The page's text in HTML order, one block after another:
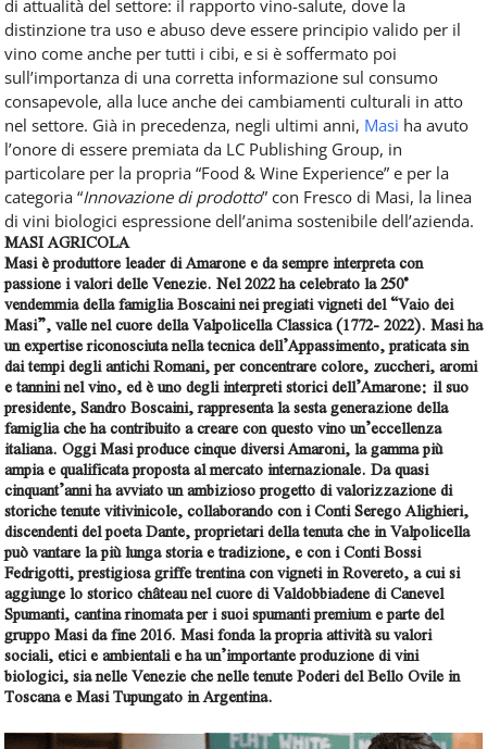
di attualità del settore: il rapporto vino-salute, dove la
distinzione tra uso e abuso deve essere principio valido per il
vino come anche per tutti i cibi, e si è soffermato poi
sull’importanza di una corretta informazione sul consumo
consapevole, alla luce anche dei cambiamenti culturali in atto
nel settore. Già in precedenza, negli ultimi anni, Masi ha avuto
l’onore di essere premiata da LC Publishing Group, in
particolare per la propria “Food & Wine Experience” e per la
categoria “Innovazione di prodotto” con Fresco di Masi, la linea
di vini biologici espressione dell’anima sostenibile dell’azienda.
MASI AGRICOLA
Masi è produttore leader di Amarone e da sempre interpreta con
passione i valori delle Venezie. Nel 2022 ha celebrato la 250°
vendemmia della famiglia Boscaini nei pregiati vigneti del “Vaio dei
Masi”, valle nel cuore della Valpolicella Classica (1772- 2022). Masi ha
un expertise riconosciuta nella tecnica dell’Appassimento, praticata sin
dai tempi degli antichi Romani, per concentrare colore, zuccheri, aromi
e tannini nel vino, ed è uno degli interpreti storici dell’Amarone: il suo
presidente, Sandro Boscaini, rappresenta la sesta generazione della
famiglia che ha contribuito a creare con questo vino un’eccellenza
italiana. Oggi Masi produce cinque diversi Amaroni, la gamma più
ampia e qualificata proposta al mercato internazionale. Da quasi
cinquant’anni ha avviato un ambizioso progetto di valorizzazione di
storiche tenute vitivinicole, collaborando con i Conti Serego Alighieri,
discendenti del poeta Dante, proprietari della tenuta che in Valpolicella
può vantare la più lunga storia e tradizione, e con i Conti Bossi
Fedrigotti, prestigiosa griffe trentina con vigneti in Rovereto, a cui si
aggiunge lo storico château nel cuore di Valdobbiadene di Canevel
Spumanti, cantina rinomata per i suoi spumanti premium e parte del
gruppo Masi da fine 2016. Masi fonda la propria attività su valori
sociali, etici e ambientali e ha un’importante produzione di vini
biologici, sia nelle Venezie che nelle tenute Poderi del Bello Ovile in
Toscana e Masi Tupungato in Argentina.